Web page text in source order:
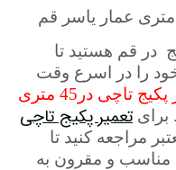
در قم هستید تا
را در اسرع وقت
نمایندگی تعمیر پکیج تاچی در45 متری
برای تعمیر پکیج تاچی
مراجعه کنید تا
مناسب و مقرون به